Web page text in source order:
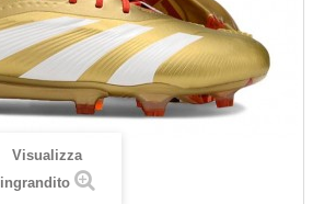
Visualizza
ingrandito